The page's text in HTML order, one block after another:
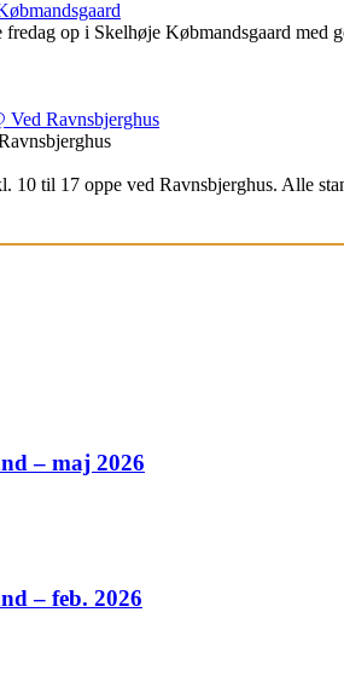
op i Skelhøje Købmandsgaard
Ved Ravnsbjerghus
til 17 oppe ved Ravnsbjerghus. Alle
– maj 2026
– feb. 2026